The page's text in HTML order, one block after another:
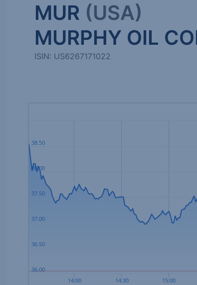
MUR (USA)
MURPHY OIL
ISIN: US6267171022
14:00 14:30 15:00
36.00
36.50
37.00
37.50
38.00
38.50